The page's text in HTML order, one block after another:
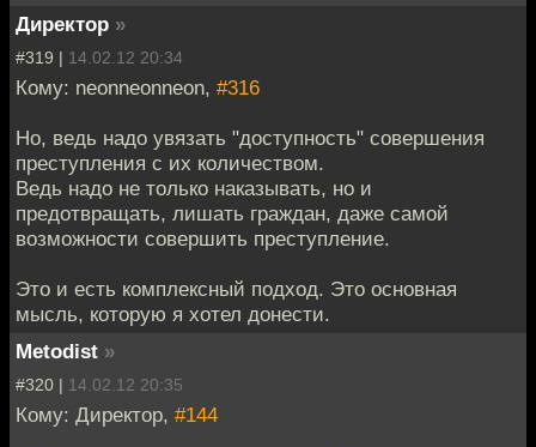
Директор »
#319 | 14.02.12 20:34
Кому: neonneonneon, #316
Но, ведь надо увязать "доступность" совершения
преступления с их количеством.
Ведь надо не только наказывать, но и
предотвращать, лишать граждан, даже самой
возможности совершить преступление.
Это и есть комплексный подход. Это основная
мысль, которую я хотел донести.
Metodist »
#320 | 14.02.12 20:35
Кому: Директор, #144